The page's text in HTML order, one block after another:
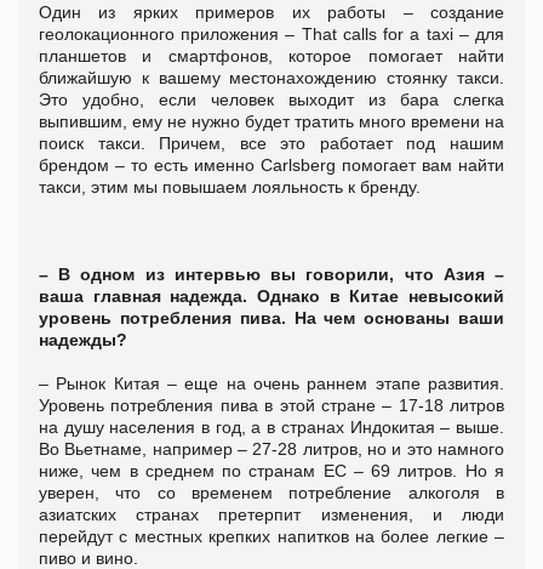
Один из ярких примеров их работы – создание
геолокационного приложения – That calls for a taxi – для
планшетов и смартфонов, которое помогает найти
ближайшую к вашему местонахождению стоянку такси.
Это удобно, если человек выходит из бара слегка
выпившим, ему не нужно будет тратить много времени на
поиск такси. Причем, все это работает под нашим
брендом – то есть именно Carlsberg помогает вам найти
такси, этим мы повышаем лояльность к бренду.
– В одном из интервью вы говорили, что Азия –
ваша главная надежда. Однако в Китае невысокий
уровень потребления пива. На чем основаны ваши
надежды?
– Рынок Китая – еще на очень раннем этапе развития.
Уровень потребления пива в этой стране – 17-18 литров
на душу населения в год, а в странах Индокитая – выше.
Во Вьетнаме, например – 27-28 литров, но и это намного
ниже, чем в среднем по странам ЕС – 69 литров. Но я
уверен, что со временем потребление алкоголя в
азиатских странах претерпит изменения, и люди
перейдут с местных крепких напитков на более легкие –
пиво и вино.